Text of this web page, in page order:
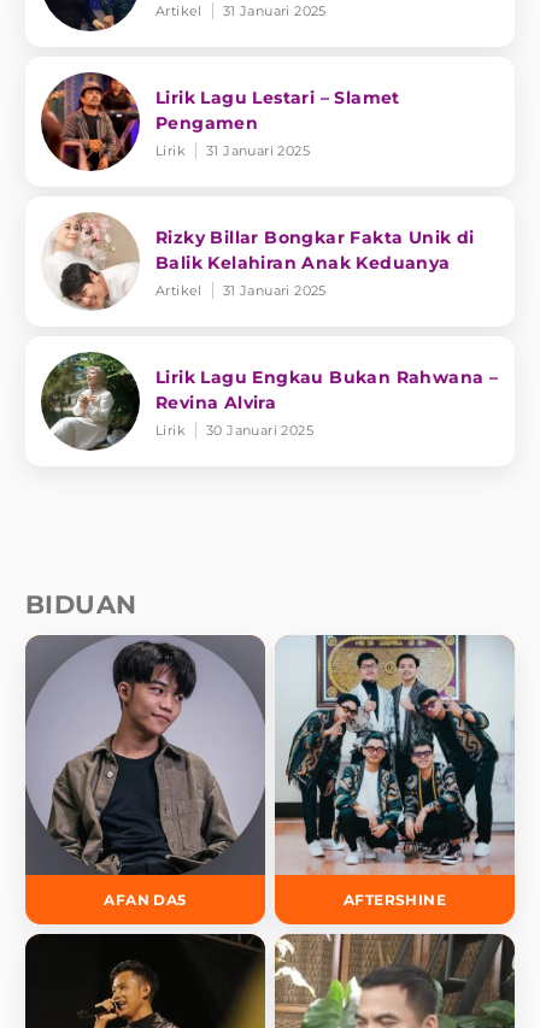
Artikel 31 Januari 2025
Lirik Lagu Lestari – Slamet
Pengamen
Lirik 31 Januari 2025
Rizky Billar Bongkar Fakta Unik di
Balik Kelahiran Anak Keduanya
Artikel 31 Januari 2025
Lirik Lagu Engkau Bukan Rahwana –
Revina Alvira
Lirik 30 Januari 2025
BIDUAN
AFAN DA5 AFTERSHINE